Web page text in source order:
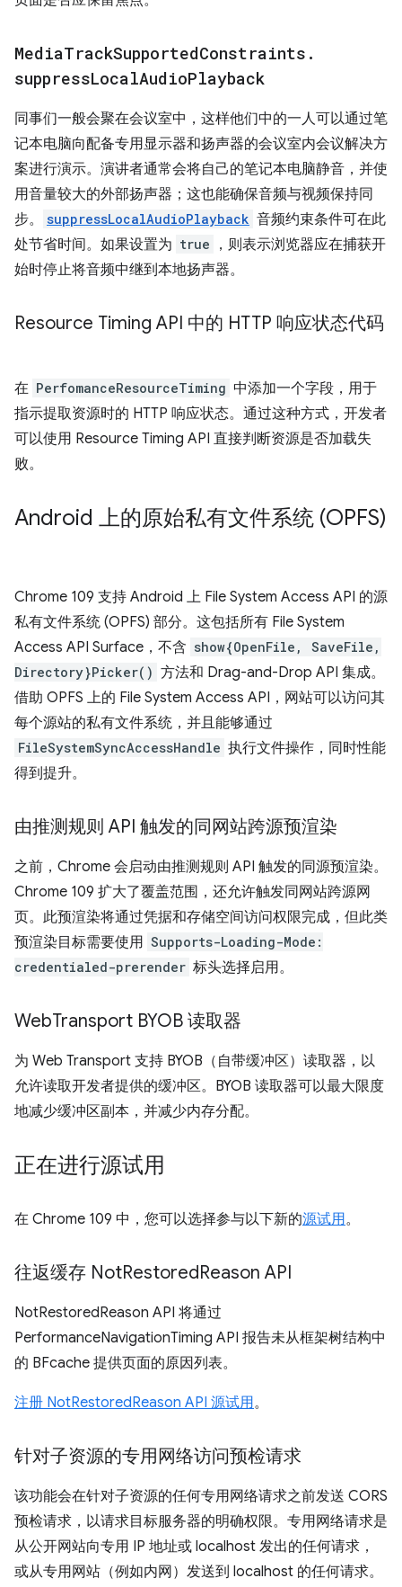
MediaTrackSupportedConstraints .
suppressLocalAudioPlayback
同事们一般会聚在会议室中，这样他们中的一人可以通过笔
记本电脑向配备专用显示器和扬声器的会议室内会议解决方
案进行演示。演讲者通常会将自己的笔记本电脑静音，并使
用音量较大的外部扬声器；这也能确保音频与视频保持同
步。
suppressLocalAudioPlayback 音频约束条件可在此
处节省时间。如果设置为 true
，则表示浏览器应在捕获开
始时停止将音频中继到本地扬声器。
Resource Timing API 中的 HTTP 响应状态代码
在 PerfomanceResourceTiming 中添加一个字段，用于
指示提取资源时的 HTTP 响应状态。通过这种方式，开发者
可以使用 Resource Timing API 直接判断资源是否加载失
败。
Android 上的原始私有文件系统 (OPFS)
Chrome 109 支持 Android 上 File System Access API 的源
私有文件系统 (OPFS) 部分。这包括所有 File System
Access API Surface，不含 show{OpenFile, SaveFile,
Directory}Picker() 方法和 Drag-and-Drop API 集成。
借助 OPFS 上的 File System Access API，网站可以访问其
每个源站的私有文件系统，并且能够通过
FileSystemSyncAccessHandle 执行文件操作，同时性能
得到提升。
由推测规则 API 触发的同网站跨源预渲染
之前，Chrome 会启动由推测规则 API 触发的同源预渲染。
Chrome 109 扩大了覆盖范围，还允许触发同网站跨源网
页。此预渲染将通过凭据和存储空间访问权限完成，但此类
预渲染目标需要使用 Supports-Loading-Mode:
credentialed-prerender 标头选择启用。
WebTransport BYOB 读取器
为 Web Transport 支持 BYOB（自带缓冲区）读取器，以
允许读取开发者提供的缓冲区。BYOB 读取器可以最大限度
地减少缓冲区副本，并减少内存分配。
正在进行源试用
在 Chrome 109 中，您可以选择参与以下新的源试用。
往返缓存 NotRestoredReason API
NotRestoredReason API 将通过
PerformanceNavigationTiming API 报告未从框架树结构中
的 BFcache 提供页面的原因列表。
注册 NotRestoredReason API 源试用。
针对子资源的专用网络访问预检请求
该功能会在针对子资源的任何专用网络请求之前发送 CORS
预检请求，以请求目标服务器的明确权限。专用网络请求是
从公开网站向专用 IP 地址或 localhost 发出的任何请求，
或从专用网站（例如内网）发送到 localhost 的任何请求。